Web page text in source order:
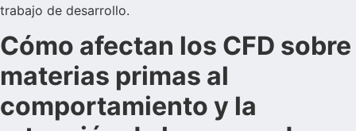
trabajo de desarrollo.
Cómo afectan los CFD sobre
materias primas al
comportamiento y la